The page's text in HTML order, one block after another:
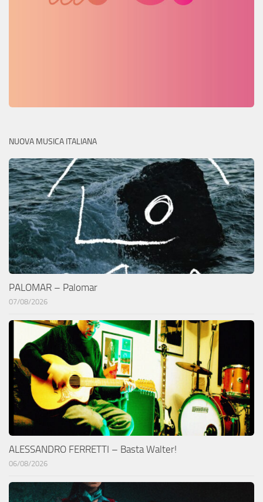
NUOVA MUSICA ITALIANA
PALOMAR – Palomar
07/08/2026
ALESSANDRO FERRETTI – Basta Walter!
06/08/2026